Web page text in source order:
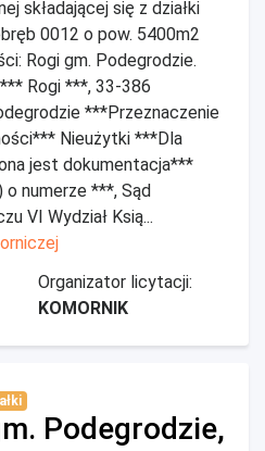
składającej się z działki
0012 o pow. 5400m2
Rogi gm. Podegrodzie.
Rogi ***, 33-386
***Przeznaczenie
Nieużytki ***Dla
jest dokumentacja***
numerze ***, Sąd
VI Wydział Ksią...
Organizator licytacji:
KOMORNIK
Podegrodzie,